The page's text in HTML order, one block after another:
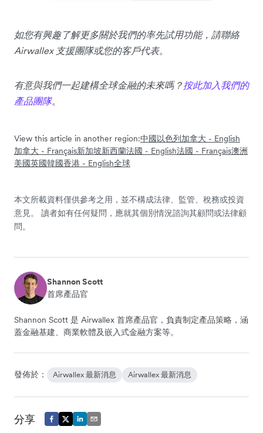
如您有興趣了解更多關於我們的率先試用功能，請聯絡
Airwallex 支援團隊或您的客戶代表。
有意與我們一起建構全球金融的未來嗎？按此加入我們的
產品團隊。
View this article in another region:中國以色列加拿大 - English
加拿大 - Français新加坡新西蘭法國 - English法國 - Français澳洲
美國英國韓國香港 - English全球
本文所載資料僅供參考之用，並不構成法律、監管、稅務或投資
意見。 讀者如有任何疑問，應就其個別情況諮詢其顧問或法律顧
問。
Shannon Scott
首席產品官
Shannon Scott 是 Airwallex 首席產品官，負責制定產品策略，涵
蓋金融基建、商業軟體及嵌入式金融方案等。
發佈於： Airwallex 最新消息 Airwallex 最新消息
分享